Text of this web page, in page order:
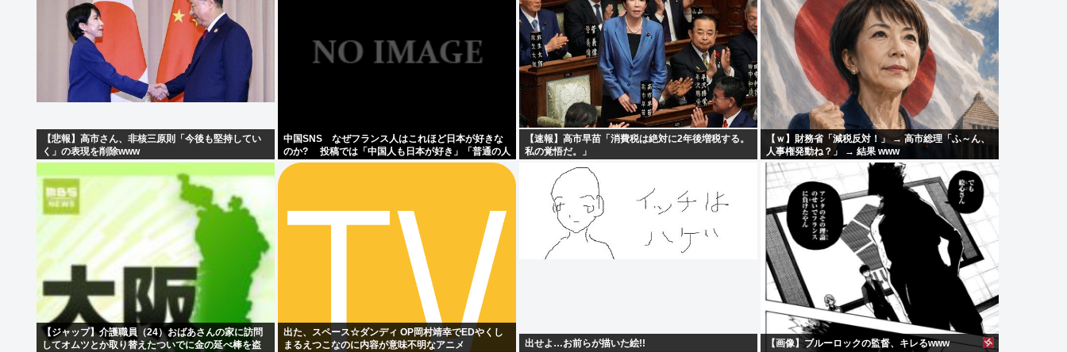
【悲報】高市さん、非核三原則「今後も堅持してい
く」の表現を削除www
中国SNS なぜフランス人はこれほど日本が好きな
のか? 投稿では「中国人も日本が好き」「普通の人
は…」[8/6]
【速報】高市早苗「消費税は絶対に2年後増税する。
私の覚悟だ。」
【ｗ】財務省「減税反対！」 → 高市総理「ふ～ん、
人事権発動ね？」 → 結果 www
【ジャップ】介護職員（24）おばあさんの家に訪問
してオムツとか取り替えたついでに金の延べ棒を盗
出た、スペース☆ダンディ OP岡村靖幸でEDやくし
まるえつこなのに内容が意味不明なアニメ
出せよ…お前らが描いた絵!! 【画像】ブルーロックの監督、キレるwww